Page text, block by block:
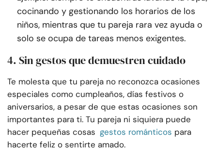
cocinando y gestionando los horarios de los
niños, mientras que tu pareja rara vez ayuda o
solo se ocupa de tareas menos exigentes.
4. Sin gestos que demuestren cuidado
Te molesta que tu pareja no reconozca ocasiones
especiales como cumpleaños, días festivos o
aniversarios, a pesar de que estas ocasiones son
importantes para ti. Tu pareja ni siquiera puede
hacer pequeñas cosas gestos románticos para
hacerte feliz o sentirte amado.